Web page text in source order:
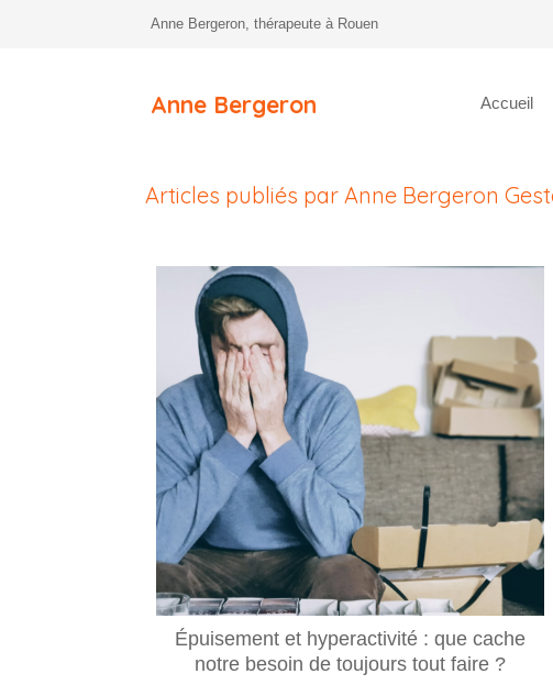
Anne Bergeron, thérapeute à Rouen
Accueil
Anne Bergeron
Articles publiés par Anne Bergeron
Épuisement et hyperactivité : que cache
notre besoin de toujours tout faire ?